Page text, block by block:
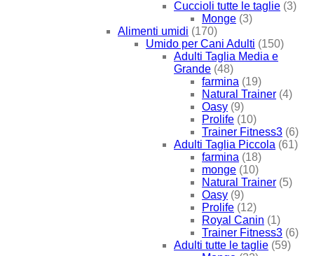
Cuccioli tutte le taglie (3)
Monge (3)
Alimenti umidi (170)
Umido per Cani Adulti (150)
Adulti Taglia Media e
Grande (48)
farmina (19)
Natural Trainer (4)
Oasy (9)
Prolife (10)
Trainer Fitness3 (6)
Adulti Taglia Piccola (61)
farmina (18)
monge (10)
Natural Trainer (5)
Oasy (9)
Prolife (12)
Royal Canin (1)
Trainer Fitness3 (6)
Adulti tutte le taglie (59)